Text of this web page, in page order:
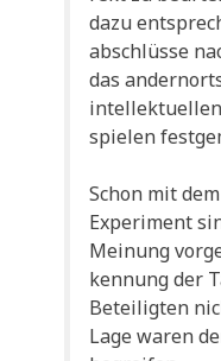
dazu
ab­schlüs­se
das
spie­len
Schon mit
Expe­ri­ment
Mei­nung
ken­nung der
Betei­lig­ten
Lage waren